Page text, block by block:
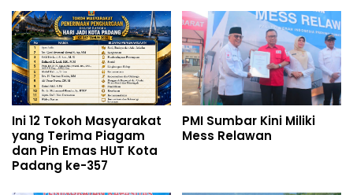
Ini 12 Tokoh Masyarakat
yang Terima Piagam
dan Pin Emas HUT Kota
Padang ke-357
PMI Sumbar Kini Miliki
Mess Relawan